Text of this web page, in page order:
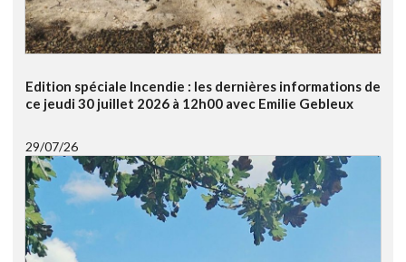
Edition spéciale Incendie : les dernières informations de
ce jeudi 30 juillet 2026 à 12h00 avec Emilie Gebleux
29/07/26